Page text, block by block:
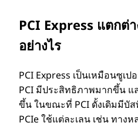
PCI Express แตกต่
อย่างไร
PCI Express เป็นเหมือนซูเ
PCI มีประสิทธิภาพมากขึ้น แ
ขึ้น ในขณะที่ PCI ดั้งเดิมมีบั
PCIe ใช้แต่ละเลน เช่น ทาง